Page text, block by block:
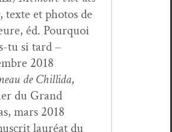
, texte et pho­tos de
éd. Pourquoi
tu si tard –
2018
de Chill­i­da,
du Grand
mars 2018
lau­réat du